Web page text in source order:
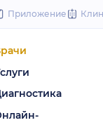
to
Приложение